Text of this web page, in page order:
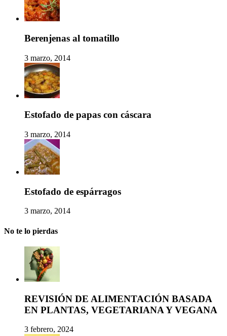
Berenjenas al tomatillo
3 marzo, 2014
Estofado de papas con cáscara
3 marzo, 2014
Estofado de espárragos
3 marzo, 2014
No te lo pierdas
REVISIÓN DE ALIMENTACIÓN BASADA
EN PLANTAS, VEGETARIANA Y VEGANA
3 febrero, 2024